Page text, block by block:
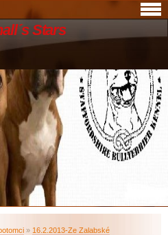
Stars
» 16.2.2013-Ze Zalabské